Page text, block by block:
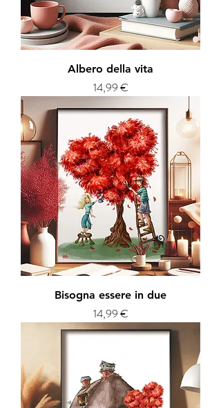
Albero della vita
Prezzo
14,99 €
Bisogna essere in due
Prezzo
14,99 €